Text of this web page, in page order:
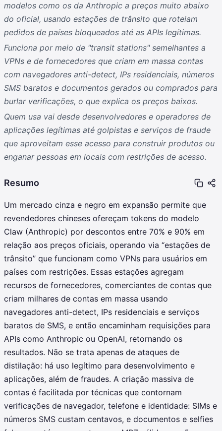
modelos como os da Anthropic a preços muito abaixo
do oficial, usando estações de trânsito que roteiam
pedidos de países bloqueados até as APIs legítimas.
Funciona por meio de "transit stations" semelhantes a
VPNs e de fornecedores que criam em massa contas
com navegadores anti-detect, IPs residenciais, números
SMS baratos e documentos gerados ou comprados para
burlar verificações, o que explica os preços baixos.
Quem usa vai desde desenvolvedores e operadores de
aplicações legítimas até golpistas e serviços de fraude
que aproveitam esse acesso para construir produtos ou
enganar pessoas em locais com restrições de acesso.
Resumo
Um mercado cinza e negro em expansão permite que
revendedores chineses ofereçam tokens do modelo
Claw (Anthropic) por descontos entre 70% e 90% em
relação aos preços oficiais, operando via “estações de
trânsito” que funcionam como VPNs para usuários em
países com restrições. Essas estações agregam
recursos de fornecedores, comerciantes de contas que
criam milhares de contas em massa usando
navegadores anti-detect, IPs residenciais e serviços
baratos de SMS, e então encaminham requisições para
APIs como Anthropic ou OpenAI, retornando os
resultados. Não se trata apenas de ataques de
distilação: há uso legítimo para desenvolvimento e
aplicações, além de fraudes. A criação massiva de
contas é facilitada por técnicas que contornam
verificações de navegador, telefone e identidade: SIMs e
números SMS custam centavos, e documentos e selfies